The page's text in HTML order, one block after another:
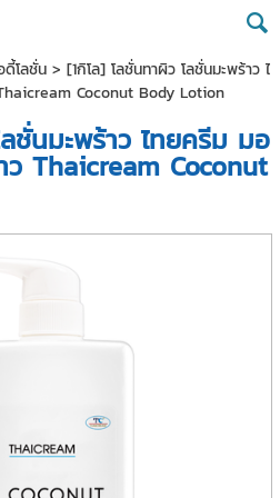
โลชั่น> [1กิโล] โลชั่นทาผิว โลชั่นมะพร้าว ไ
Coconut Body Lotion
ชั่นมะพร้าว ไทยครีม มอ
ว Thaicream Coconut